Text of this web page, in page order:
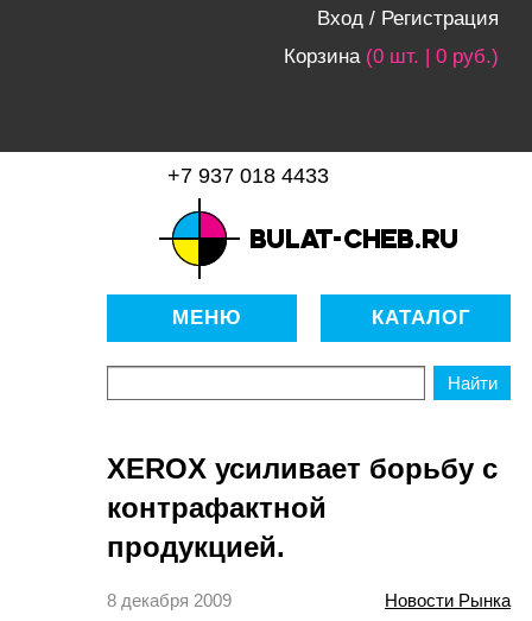
Вход / Регистрация
Корзина (0 шт. | 0 руб.)
материалы для копировально-
множительной техники
+7 937 018 4433
МЕНЮ КАТАЛОГ
XEROX усиливает борьбу с
контрафактной
продукцией.
8 декабря 2009 Новости Рынка